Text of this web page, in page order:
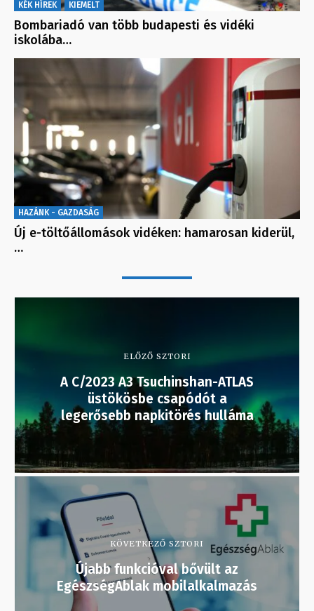
KÉK HÍREK KIEMELT
Bombariadó van több budapesti és vidéki
iskolába…
HAZÁNK - GAZDASÁG
Új e-töltőállomások vidéken: hamarosan kiderül,
…
ELŐZŐ SZTORI
A C/2023 A3 Tsuchinshan-ATLAS
üstökösbe csapódót a
legerősebb napkitörés hulláma
KÖVETKEZŐ SZTORI
Újabb funkcióval bővült az
EgészségAblak mobilalkalmazás